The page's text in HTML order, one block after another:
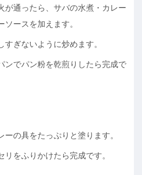
が通ったら、サバの水煮・カレー
ソースを加えます。
すぎないように炒めます。
ンでパン粉を乾煎りしたら完成で
ーの具をたっぷりと塗ります。
リをふりかけたら完成です。